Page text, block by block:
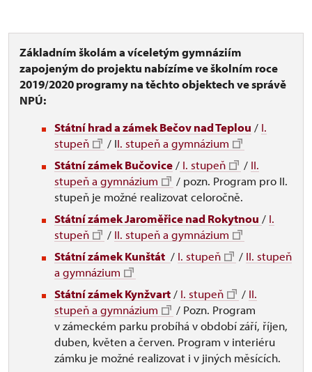
Základním školám a víceletým gymnáziím
zapojeným do projektu nabízíme ve školním roce
2019/2020 programy na těchto objektech ve správě
NPÚ:
Státní hrad a zámek Bečov nad Teplou / I.
stupeň
/ II. stupeň a gymnázium
Státní zámek Bučovice/ I. stupeň / II.
stupeň a gymnázium
/ pozn. Program pro II.
stupeň je možné realizovat celoročně.
Státní zámek Jaroměřice nad Rokytnou / I.
stupeň
/ II. stupeň a gymnázium
Státní zámek Kunštát / I. stupeň / II. stupeň
a gymnázium
Státní zámek Kynžvart/ I. stupeň / II.
stupeň a gymnázium
/ Pozn. Program
v zámeckém parku probíhá v období září, říjen,
duben, květen a červen. Program v interiéru
zámku je možné realizovat i v jiných měsících.